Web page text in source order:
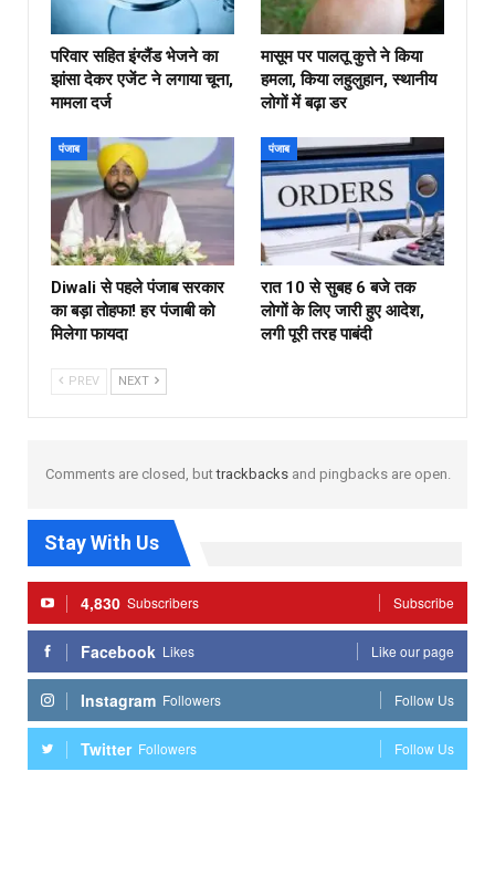
परिवार सहित इंग्लैंड भेजने का
झांसा देकर एजेंट ने लगाया चूना,
मामला दर्ज
मासूम पर पालतू कुत्ते ने किया
हमला, किया लहुलुहान, स्थानीय
लोगों में बढ़ा डर
पंजाब
Diwali से पहले पंजाब सरकार
का बड़ा तोहफा! हर पंजाबी को
मिलेगा फायदा
पंजाब
रात 10 से सुबह 6 बजे तक
लोगों के लिए जारी हुए आदेश,
लगी पूरी तरह पाबंदी
PREV NEXT
Comments are closed, buttrackbacksand pingbacks are open.
Stay With Us
4,830 Subscribers Subscribe
Facebook Likes Like our page
Instagram Followers Follow Us
Twitter Followers Follow Us